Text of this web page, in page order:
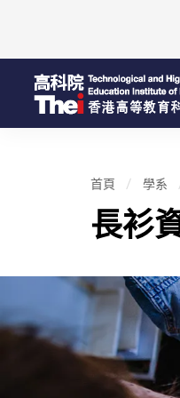
首頁 學系
長衫